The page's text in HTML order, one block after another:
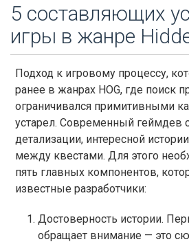
5 составляющих
игры в жанре
Подход к игровому процессу,
ранее в жанрах HOG, где поиск
ограничивался примитивными
устарел. Современный геймдев
детализации, интересной
между квестами. Для этого
пять главных компонентов,
известные разработчики:
Достоверность истории.
обращает внимание — это